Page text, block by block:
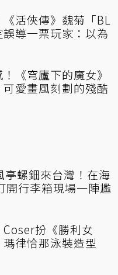
活俠傳》魏菊「BL
導一票玩家：以為
《穹廬下的魔女》
愛畫風刻劃的殘酷
螺鈿來台灣！在海
開行李箱現場一陣尷
扮《勝利女
律恰那泳裝造型